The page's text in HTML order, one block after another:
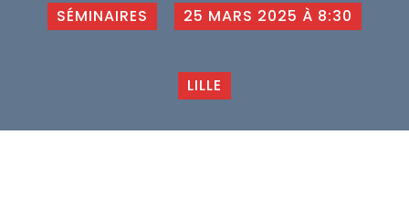
SÉMINAIRES 25 MARS 2025 À 8:30
LILLE